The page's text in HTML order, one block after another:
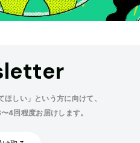
ほしい」という方に向けて、
4回程度お届けします。